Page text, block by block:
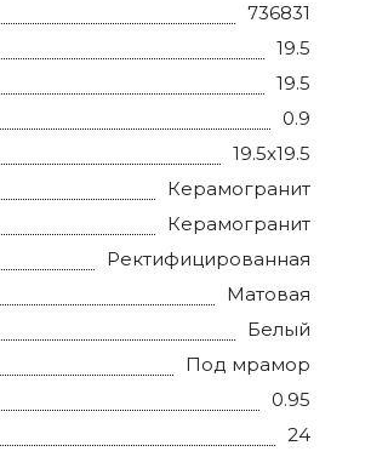
736831
19.5
19.5
0.9
19.5x19.5
Керамогранит
Керамогранит
Ректифицированная
Матовая
Белый
Под мрамор
0.95
24